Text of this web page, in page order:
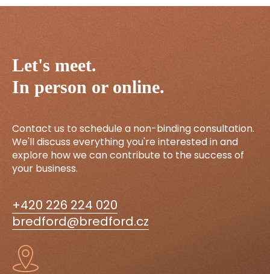
Let's meet.
In person or online.
Contact us to schedule a non-binding consultation.
We'll discuss everything you're interested in and
explore how we can contribute to the success of
your business.
+420 226 224 020
bredford@bredford.cz